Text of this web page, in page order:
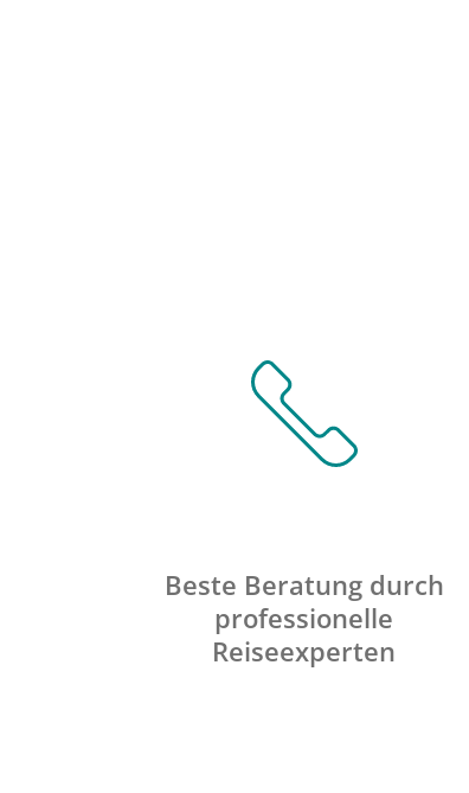
Beste Beratung durch
professionelle
Reiseexperten